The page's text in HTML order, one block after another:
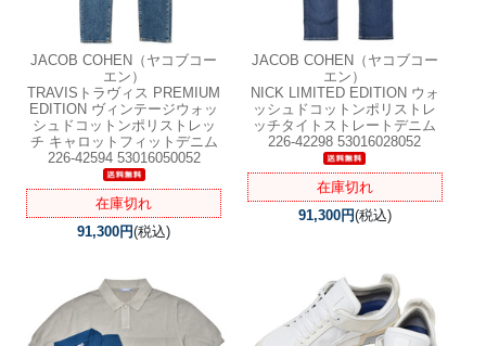
JACOB COHEN（ヤコブコー
エン）
TRAVISトラヴィス PREMIUM
EDITION ヴィンテージウォッ
シュドコットンポリストレッ
チ キャロットフィットデニム
226-42594 53016050052
在庫切れ
91,300円(税込)
JACOB COHEN（ヤコブコー
エン）
NICK LIMITED EDITION ウォ
ッシュドコットンポリストレ
ッチタイトストレートデニム
226-42298 53016028052
在庫切れ
91,300円(税込)